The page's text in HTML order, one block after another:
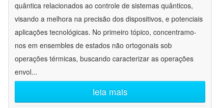
quântica relacionados ao controle de sistemas quânticos,
visando a melhora na precisão dos dispositivos, e potenciais
aplicações tecnológicas. No primeiro tópico, concentramo-
nos em ensembles de estados não ortogonais sob
operações térmicas, buscando caracterizar as operações
envol...
leia mais